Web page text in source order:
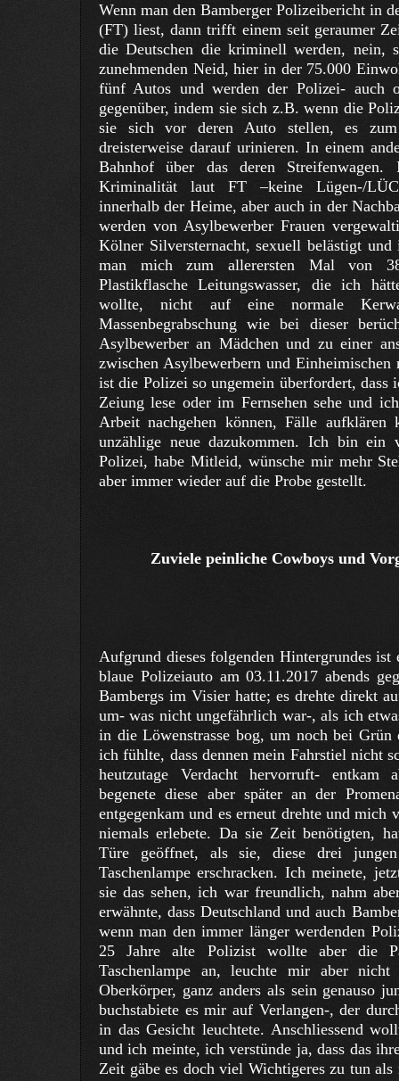
Wenn man den Bamberger Polizeibericht in
(FT) liest, dann trifft einem seit geraumer
die Deutschen die kriminell werden, nein,
zunehmenden Neid, hier in der 75.000
fünf Autos und werden der Polizei- auch
gegenüber, indem sie sich z.B. wenn die
sie sich vor deren Auto stellen, es
dreisterweise darauf urinieren. In einem
Bahnhof über das deren
Kriminalität laut FT –keine Lügen-/
innerhalb der Heime, aber auch in der
werden von Asylbewerber Frauen
Kölner Silversternacht, sexuell belästigt
man mich zum allerersten Mal von
Plastikflasche Leitungswasser, die ich
wollte, nicht auf eine normale
Massenbegrabschung wie bei dieser
Asylbewerber an Mädchen und zu einer
zwischen Asylbewerbern und
ist die Polizei so ungemein überfordert, dass
Zeiung lese oder im Fernsehen sehe und
Arbeit nachgehen können, Fälle aufklären
unzählige neue dazukommen. Ich bin
Polizei, habe Mitleid, wünsche mir mehr
aber immer wieder auf die Probe gestellt.
Zuviele peinliche Cowboys und
Aufgrund dieses folgenden Hintergrundes ist
blaue Polizeiauto am 03.11.2017 abends
Bambergs im Visier hatte; es drehte direkt
um- was nicht ungefährlich war-, als ich
in die Löwenstrasse bog, um noch bei
ich fühlte, dass dennen mein Fahrstiel nicht
heutzutage Verdacht hervorruft- entkam
begenete diese aber später an der
entgegenkam und es erneut drehte und mich
niemals erlebete. Da sie Zeit benötigten,
Türe geöffnet, als sie, diese drei
Taschenlampe erschracken. Ich meinete,
sie das sehen, ich war freundlich, nahm
erwähnte, dass Deutschland und auch
wenn man den immer länger werdenden
25 Jahre alte Polizist wollte aber die
Taschenlampe an, leuchte mir aber
Oberkörper, ganz anders als sein genauso
buchstabiete es mir auf Verlangen-, der
in das Gesicht leuchtete. Anschliessend
und ich meinte, ich verstünde ja, dass das
Zeit gäbe es doch viel Wichtigeres zu tun